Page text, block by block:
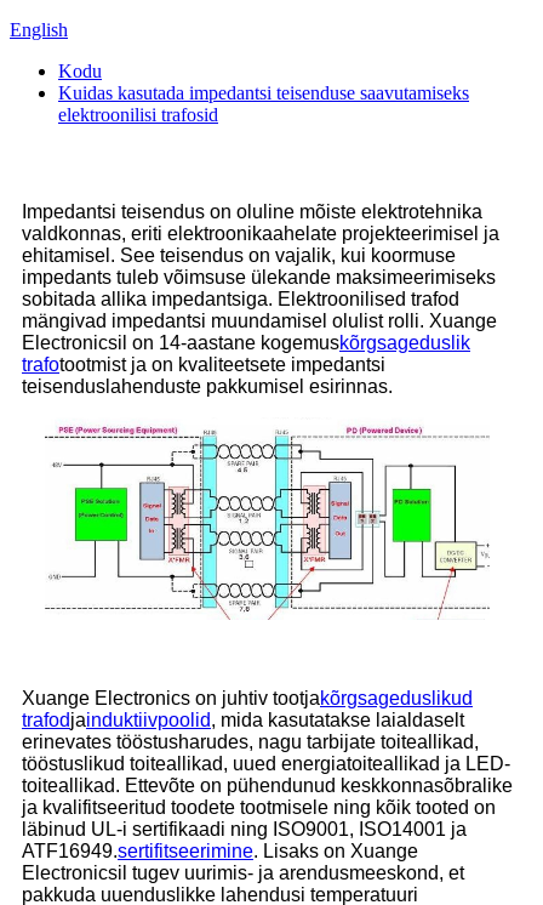
English
Kodu
Kuidas kasutada impedantsi teisenduse saavutamiseks
elektroonilisi trafosid
Impedantsi teisendus on oluline mõiste elektrotehnika
valdkonnas, eriti elektroonikaahelate projekteerimisel ja
ehitamisel. See teisendus on vajalik, kui koormuse
impedants tuleb võimsuse ülekande maksimeerimiseks
sobitada allika impedantsiga. Elektroonilised trafod
mängivad impedantsi muundamisel olulist rolli. Xuange
Electronicsil on 14-aastane kogemuskõrgsageduslik
trafotootmist ja on kvaliteetsete impedantsi
teisenduslahenduste pakkumisel esirinnas.
Xuange Electronics on juhtiv tootjakõrgsageduslikud
trafodjainduktiivpoolid, mida kasutatakse laialdaselt
erinevates tööstusharudes, nagu tarbijate toiteallikad,
tööstuslikud toiteallikad, uued energiatoiteallikad ja LED-
toiteallikad. Ettevõte on pühendunud keskkonnasõbralike
ja kvalifitseeritud toodete tootmisele ning kõik tooted on
läbinud UL-i sertifikaadi ning ISO9001, ISO14001 ja
ATF16949.sertifitseerimine. Lisaks on Xuange
Electronicsil tugev uurimis- ja arendusmeeskond, et
pakkuda uuenduslikke lahendusi temperatuuri